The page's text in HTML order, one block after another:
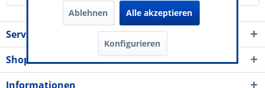
Service Kontakt
Shop Service
Informationen
Ablehnen Alle akzeptieren
Konfigurieren